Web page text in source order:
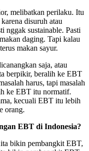
melibatkan perilaku. Itu
disuruh atau
nggak sustainable. Pasti
daging. Tapi kalau
makan sayur.
saja, atau
berpikir, beralih ke EBT
harus, tapi masalah
ke EBT itu normatif.
kecuali EBT itu lebih
orang.
EBT di Indonesia?
bikin pembangkit EBT,